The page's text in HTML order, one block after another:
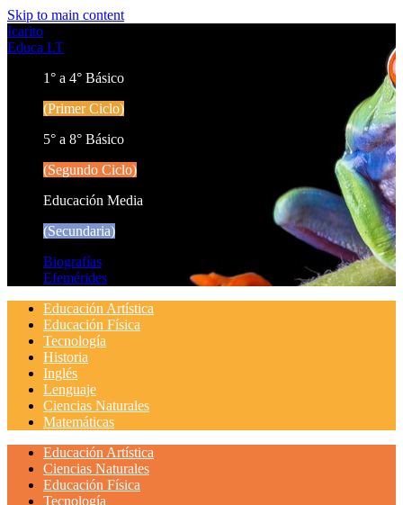
Skip to main content
Icarito
Educa LT
1° a 4° Básico
(Primer Ciclo)
5° a 8° Básico
(Segundo Ciclo)
Educación Media
(Secundaria)
Biografías
Efemérides
Educación Artística
Educación Física
Tecnología
Historia
Inglés
Lenguaje
Ciencias Naturales
Matemáticas
Educación Artística
Ciencias Naturales
Educación Física
Tecnología